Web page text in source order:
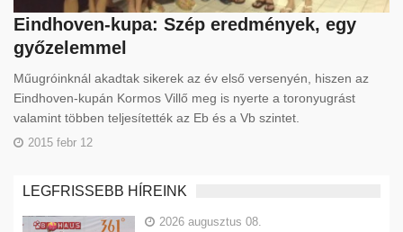
Eindhoven-kupa: Szép eredmények, egy
győzelemmel
Műugróinknál akadtak sikerek az év első versenyén, hiszen az
Eindhoven-kupán Kormos Villő meg is nyerte a toronyugrást
valamint többen teljesítették az Eb és a Vb szintet.
2015 febr 12
LEGFRISSEBB HÍREINK
2026 augusztus 08.